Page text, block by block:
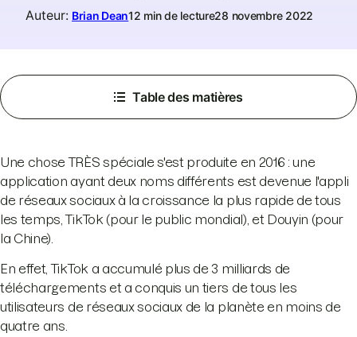
Auteur: Brian Dean12 min de lecture28 novembre 2022
Table des matières
Une chose TRÈS spéciale s'est produite en 2016 : une
application ayant deux noms différents est devenue l'appli
de réseaux sociaux à la croissance la plus rapide de tous
les temps, TikTok (pour le public mondial), et Douyin (pour
la Chine).
En effet, TikTok a accumulé plus de 3 milliards de
téléchargements et a conquis un tiers de tous les
utilisateurs de réseaux sociaux de la planète en moins de
quatre ans.